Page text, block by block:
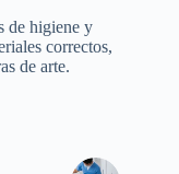
de higiene y
correctos,
de arte.